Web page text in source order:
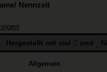
Nennzeit
Hergestellt mit viel und
Allgemein